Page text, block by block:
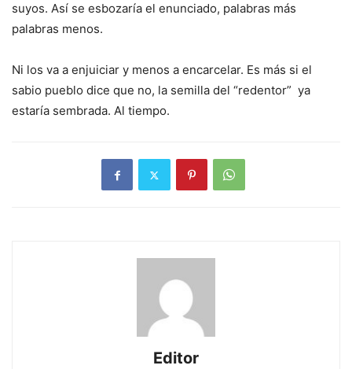
suyos. Así se esbozaría el enunciado, palabras más
palabras menos.
Ni los va a enjuiciar y menos a encarcelar. Es más si el
sabio pueblo dice que no, la semilla del “redentor” ya
estaría sembrada. Al tiempo.
Editor